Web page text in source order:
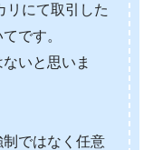
リにて取引した
です。
いと思いま
ではなく任意